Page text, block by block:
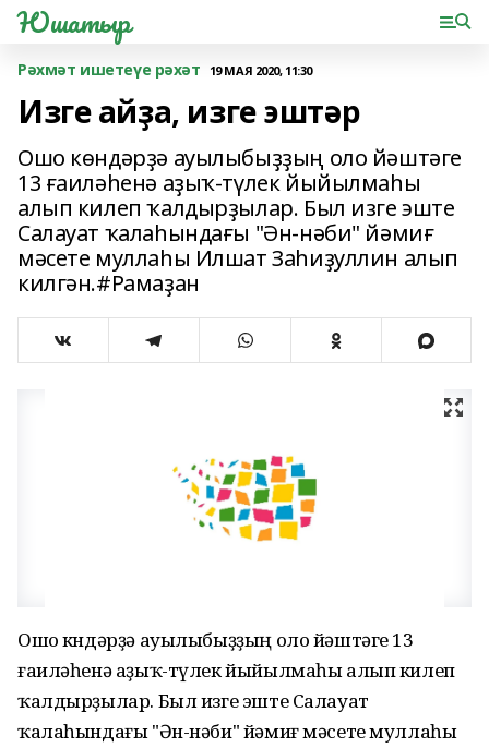
Юшатыр
Рәхмәт ишетеүе рәхәт 19 МАЯ 2020, 11:30
Изге айҙа, изге эштәр
Ошо көндәрҙә ауылыбыҙҙың оло йәштәге
13 ғаиләһенә аҙыҡ-түлек йыйылмаһы
алып килеп ҡалдырҙылар. Был изге эште
Салауат ҡалаһындағы "Ән-нәби" йәмиғ
мәсете муллаһы Илшат Заһиҙуллин алып
килгән.#Рамаҙан
Ошо көндәрҙә ауылыбыҙҙың оло йәштәге 13
ғаиләһенә аҙыҡ-түлек йыйылмаһы алып килеп
ҡалдырҙылар. Был изге эште Салауат
ҡалаһындағы "Ән-нәби" йәмиғ мәсете муллаһы